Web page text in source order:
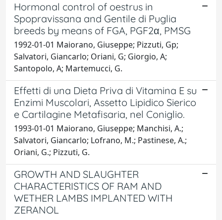
Hormonal control of oestrus in
Spopravissana and Gentile di Puglia
breeds by means of FGA, PGF2α, PMSG
1992-01-01 Maiorano, Giuseppe; Pizzuti, Gp;
Salvatori, Giancarlo; Oriani, G; Giorgio, A;
Santopolo, A; Martemucci, G.
Effetti di una Dieta Priva di Vitamina E su
Enzimi Muscolari, Assetto Lipidico Sierico
e Cartilagine Metafisaria, nel Coniglio.
1993-01-01 Maiorano, Giuseppe; Manchisi, A.;
Salvatori, Giancarlo; Lofrano, M.; Pastinese, A.;
Oriani, G.; Pizzuti, G.
GROWTH AND SLAUGHTER
CHARACTERISTICS OF RAM AND
WETHER LAMBS IMPLANTED WITH
ZERANOL